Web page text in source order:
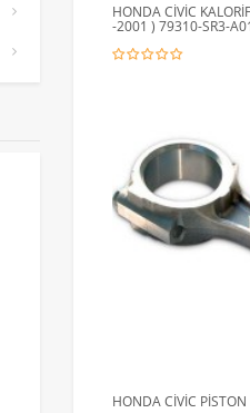
HONDA CİVİC
-2001 ) 79310-SR3-
HONDA CİVİC